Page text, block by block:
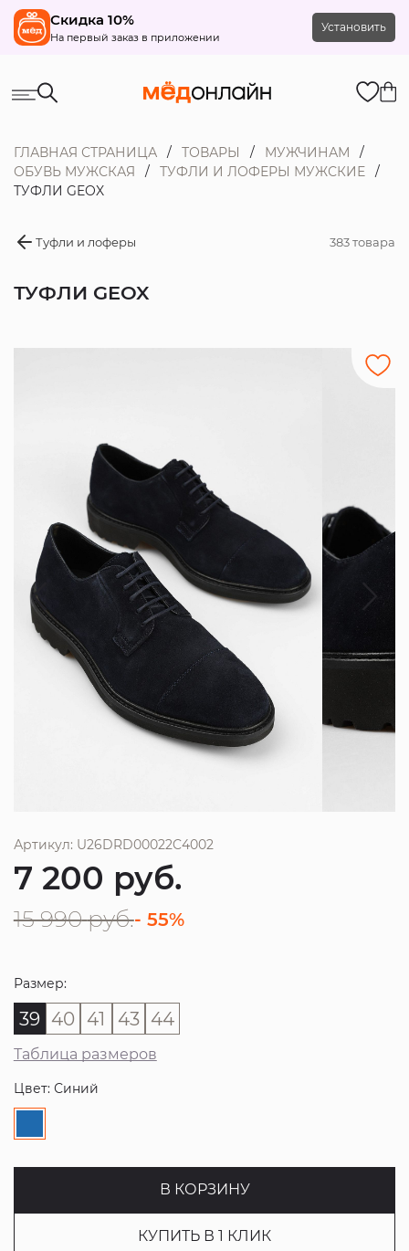
Скидка 10%
На первый заказ в приложении
Установить
ГЛАВНАЯ СТРАНИЦА ТОВАРЫ
МУЖЧИНАМ
ОБУВЬ МУЖСКАЯ
ТУФЛИ И ЛОФЕРЫ МУЖСКИЕ
ТУФЛИ GEOX
Туфли и лоферы 383 товара
ТУФЛИ GEOX
Артикул: U26DRD00022C4002
7 200 руб.
15 990 руб.- 55%
Размер:
39 40 41 43 44
Таблица размеров
Цвет: Синий
В КОРЗИНУ
КУПИТЬ В 1 КЛИК